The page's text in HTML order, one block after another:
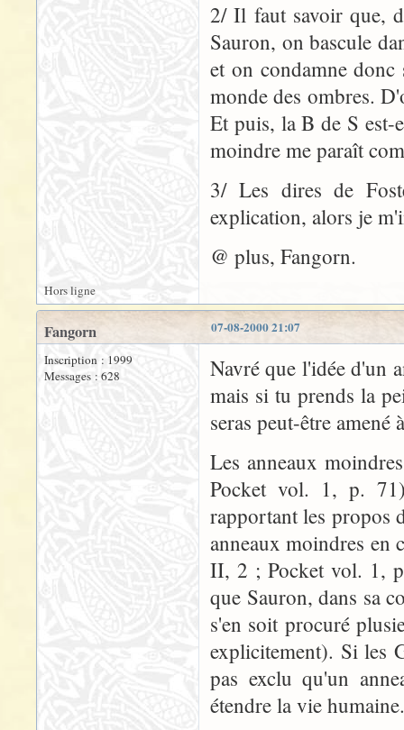
2/ Il faut savoir que,
Sauron, on bascule
et on condamne donc
monde des ombres.
Et puis, la B de S est-
moindre me paraît
3/ Les dires de
explication, alors je
@ plus, Fangorn.
Hors ligne
07-08-2000 21:07
Fangorn
Inscription : 1999
Messages : 628
Navré que l'idée d'un
mais si tu prends la
seras peut-être
Les anneaux
Pocket vol. 1, p.
rapportant les propos
anneaux moindres en
II, 2 ; Pocket vol. 1,
que Sauron, dans sa
s'en soit procuré
explicitement). Si les
pas exclu qu'un
étendre la vie humaine.